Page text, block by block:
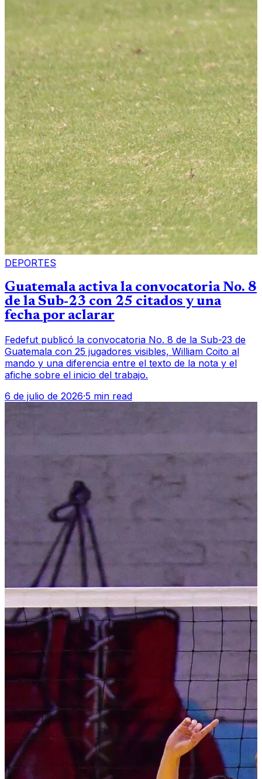
DEPORTES
Guatemala activa la convocatoria No. 8
de la Sub-23 con 25 citados y una
fecha por aclarar
Fedefut publicó la convocatoria No. 8 de la Sub-23 de
Guatemala con 25 jugadores visibles, William Coito al
mando y una diferencia entre el texto de la nota y el
afiche sobre el inicio del trabajo.
6 de julio de 2026·5 min read